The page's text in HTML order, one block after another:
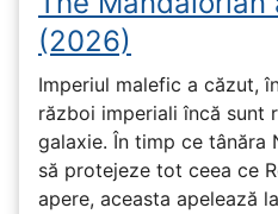
(2026)
Imperiul malefic a căzut,
război imperiali încă sunt
galaxie. În timp ce tânăra
să protejeze tot ceea ce
apere, aceasta apelează